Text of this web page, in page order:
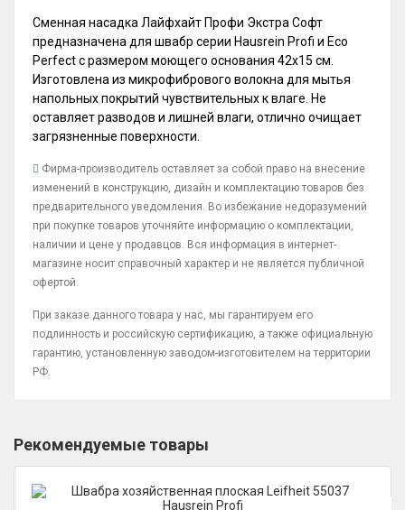
Сменная насадка Лайфхайт Профи Экстра Софт
предназначена для швабр серии Hausrein Profi и Eco
Perfect с размером моющего основания 42х15 см.
Изготовлена из микрофибрового волокна для мытья
напольных покрытий чувствительных к влаге. Не
оставляет разводов и лишней влаги, отлично очищает
загрязненные поверхности.
Фирма-производитель оставляет за собой право на внесение
изменений в конструкцию, дизайн и комплектацию товаров без
предварительного уведомления. Во избежание недоразумений
при покупке товаров уточняйте информацию о комплектации,
наличии и цене у продавцов. Вся информация в интернет-
магазине носит справочный характер и не является публичной
офертой.
При заказе данного товара у нас, мы гарантируем его
подлинность и российскую сертификацию, а также официальную
гарантию, установленную заводом-изготовителем на территории
РФ.
Рекомендуемые товары